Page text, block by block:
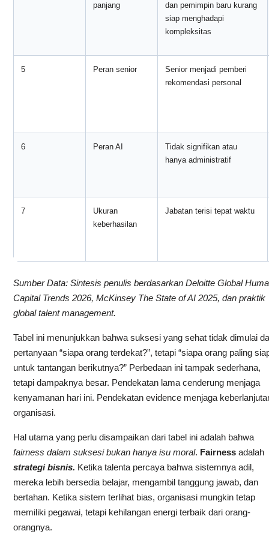
panjang
dan pemimpin baru kurang
siap menghadapi
kompleksitas
5 Peran senior
Senior menjadi pemberi
rekomendasi personal
6 Peran AI
Tidak signifikan atau
hanya administratif
7
Ukuran
keberhasilan
Jabatan terisi tepat waktu
Sumber Data: Sintesis penulis berdasarkan Deloitte Global
Capital Trends 2026, McKinsey The State of AI 2025, dan praktik
global talent management.
Tabel ini menunjukkan bahwa suksesi yang sehat tidak dimulai
pertanyaan “siapa orang terdekat?”, tetapi “siapa orang paling
untuk tantangan berikutnya?” Perbedaan ini tampak sederhana,
tetapi dampaknya besar. Pendekatan lama cenderung menjaga
kenyamanan hari ini. Pendekatan evidence menjaga
organisasi.
Hal utama yang perlu disampaikan dari tabel ini adalah bahwa
fairness dalam suksesi bukan hanya isu moral. Fairnessadalah
strategi bisnis. Ketika talenta percaya bahwa sistemnya adil,
mereka lebih bersedia belajar, mengambil tanggung jawab, dan
bertahan. Ketika sistem terlihat bias, organisasi mungkin tetap
memiliki pegawai, tetapi kehilangan energi terbaik dari orang-
orangnya.